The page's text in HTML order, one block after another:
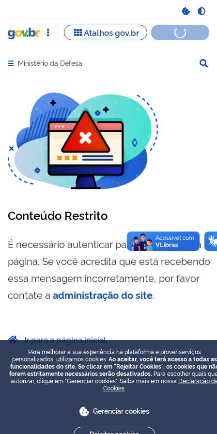
Abrir menu principal de navegação
Ministério da Defesa
Conteúdo Restrito
É necessário autenticar para visualizar essa
página. Se você acredita que está recebendo
essa mensagem incorretamente, por favor
contate a administração do site.
Ir para a página inicial
Para melhorar a sua experiência na plataforma e prover serviços
personalizados, utilizamos cookies. Ao aceitar, você terá acesso a todas as
funcionalidades do site. Se clicar em "Rejeitar Cookies", os cookies que
forem estritamente necessários serão desativados. Para escolher quais
autorizar, clique em "Gerenciar cookies". Saiba mais em nossa Declaração
Cookies
Gerenciar cookies